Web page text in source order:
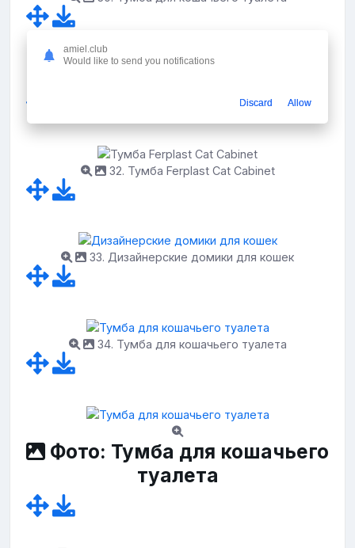
32. Тумба Ferplast Cat Cabinet
33. Дизайнерские домики для кошек
34. Тумба для кошачьего туалета
Фото: Тумба для кошачьего
туалета
amiel.club
Would like to send you notifications
Discard Allow